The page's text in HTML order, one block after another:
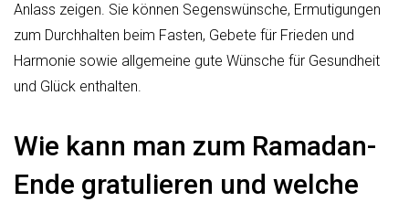
Anlass zeigen. Sie können Segenswünsche, Ermutigungen
zum Durchhalten beim Fasten, Gebete für Frieden und
Harmonie sowie allgemeine gute Wünsche für Gesundheit
und Glück enthalten.
Wie kann man zum Ramadan-
Ende gratulieren und welche